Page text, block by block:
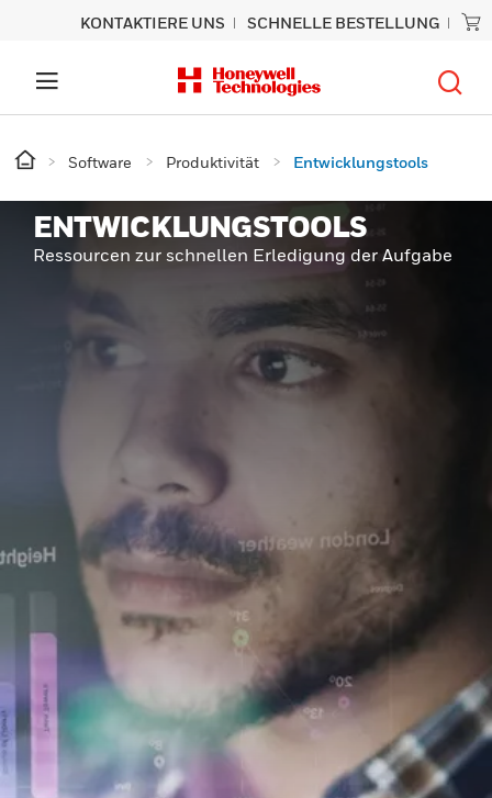
KONTAKTIERE UNS SCHNELLE BESTELLUNG
Software Produktivität Entwicklungstools
ENTWICKLUNGSTOOLS
Ressourcen zur schnellen Erledigung der Aufgabe